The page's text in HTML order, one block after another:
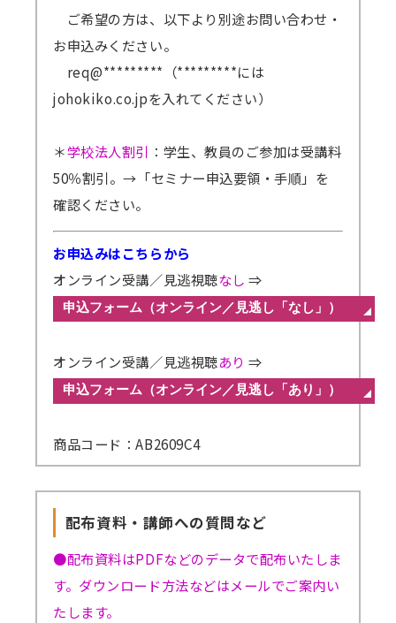
ご希望の方は、以下より別途お問い合わせ・
お申込みください。
req@*********（*********には
johokiko.co.jpを入れてください）
＊学校法人割引 ：学生、教員のご参加は受講料
50％割引。→「セミナー申込要領・手順」を
確認ください。
お申込みはこちらから
オンライン受講／見逃視聴なし ⇒
オンライン受講／見逃視聴あり ⇒
商品コード：AB2609C4
配布資料・講師への質問など
●配布資料はPDFなどのデータで配布いたしま
す。ダウンロード方法などはメールでご案内い
たします。